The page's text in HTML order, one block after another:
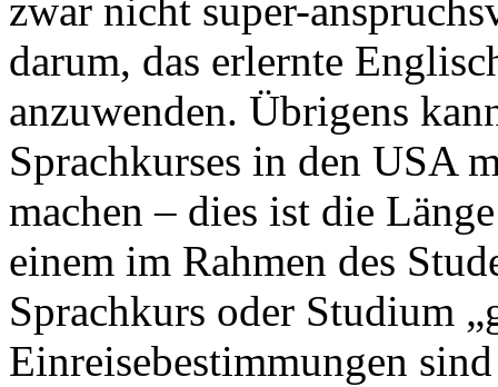
zwar nicht super-
darum, das erlernte
anzuwenden. Übrigens
Sprachkurses in den USA
machen – dies ist die
einem im Rahmen des
Sprachkurs oder Studium
Einreisebestimmungen